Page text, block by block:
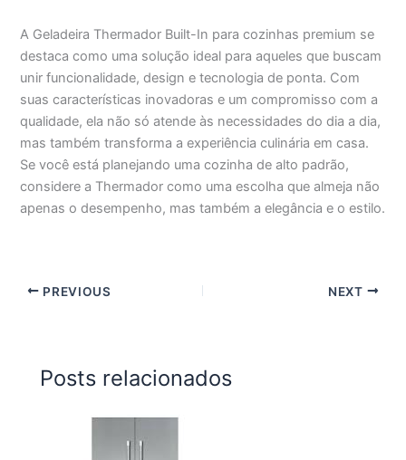
A Geladeira Thermador Built-In para cozinhas premium se
destaca como uma solução ideal para aqueles que buscam
unir funcionalidade, design e tecnologia de ponta. Com
suas características inovadoras e um compromisso com a
qualidade, ela não só atende às necessidades do dia a dia,
mas também transforma a experiência culinária em casa.
Se você está planejando uma cozinha de alto padrão,
considere a Thermador como uma escolha que almeja não
apenas o desempenho, mas também a elegância e o estilo.
PREVIOUS NEXT
Posts relacionados